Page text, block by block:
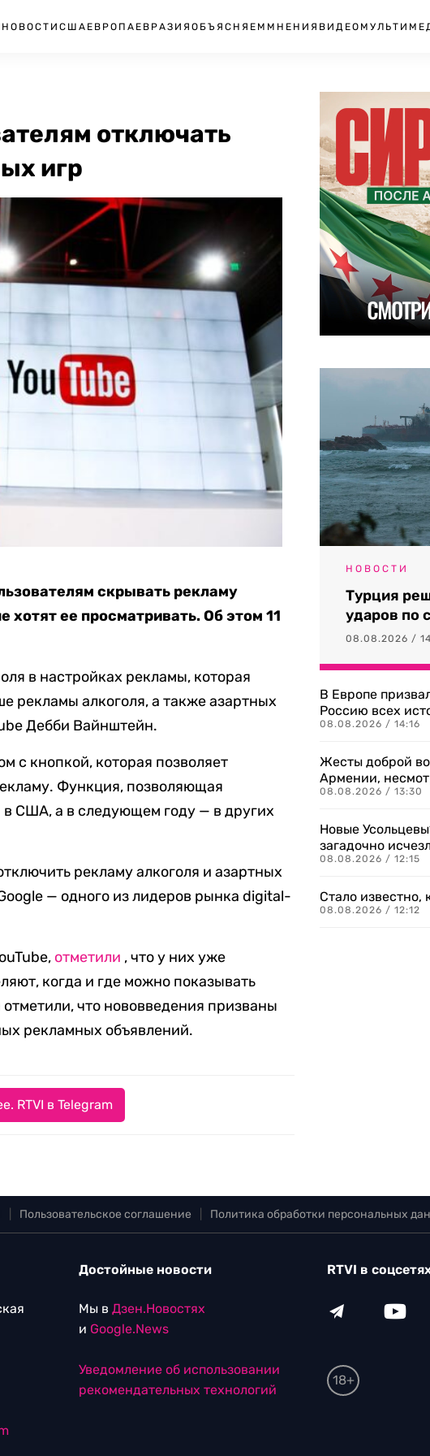
НОВОСТИ США ЕВРОПА ЕВРАЗИЯ ОБЪЯСНЯЕМ МНЕНИЯ ВИДЕО
отключать
игр
скрывать рекламу
хотят ее просматривать. Об этом 11
в настройках рекламы, которая
рекламы алкоголя, а также азартных
Дебби Вайнштейн.
с кнопкой, которая позволяет
Функция, позволяющая
в США, а в следующем году — в других
рекламу алкоголя и азартных
— одного из лидеров рынка digital-
отметили , что у них уже
когда и где можно показывать
что нововведения призваны
рекламных объявлений.
RTVI в Telegram
НОВОСТИ
Турция
ударов по
08.08.2026 /
В Европе
Россию всех
08.08.2026 / 14:16
Жесты доброй
Армении,
08.08.2026 / 13:30
Новые
загадочно
08.08.2026 / 12:15
Стало
08.08.2026 / 12:12
Пользовательское соглашение Политика обработки персональных
Достойные новости
Мы в Дзен.Новостях
и Google.News
Уведомление об использовании
рекомендательных технологий
RTVI в
18+